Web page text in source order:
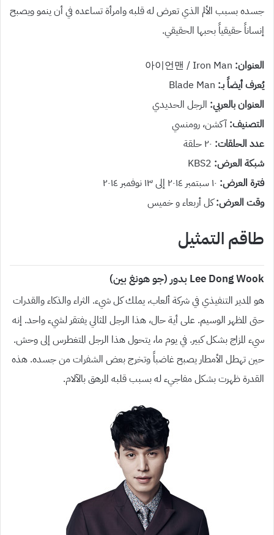
جسده بسبب الألم الذي تعرض له قلبه وامرأة تساعده في أن ينمو ويصبح
إنساناً حقيقياً بحبها الحقيقي.
العنوان:
يُعرف أيضاً بـ:
العنوان بالعربي: الرجل الحديدي
التصنيف: آكشن، رومنسي
عدد الحلقات:
شبكة العرض:
فترة العرض:
وقت العرض:كل أربعاء و خميس
طاقم التمثيل
Lee Dong Wook بدور (جو هونغ بين)
هو المدير التنفيذي في شركة ألعاب، يملك كل شيء. الثراء والذكاء والقدرات
حتى المظهر الوسيم. على أية حال، هذا الرجل المثالي يفتقر لشيء واحد. إنه
سيء المزاج بشكل كبير. في يوم ما، يتحول هذا الرجل المتغطرس إلى وحش.
حين تهطل الأمطار يصبح غاضباً وتخرج بعض الشفرات من جسده. هذه
القدرة ظهرت بشكل مفاجيء له بسبب قلبه المرهق بالآلام.